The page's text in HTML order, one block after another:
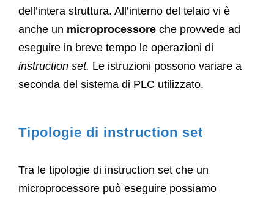
dell’intera struttura. All’interno del telaio vi è
anche un microprocessore che provvede ad
eseguire in breve tempo le operazioni di
instruction set. Le istruzioni possono variare a
seconda del sistema di PLC utilizzato.
Tipologie di instruction set
Tra le tipologie di instruction set che un
microprocessore può eseguire possiamo